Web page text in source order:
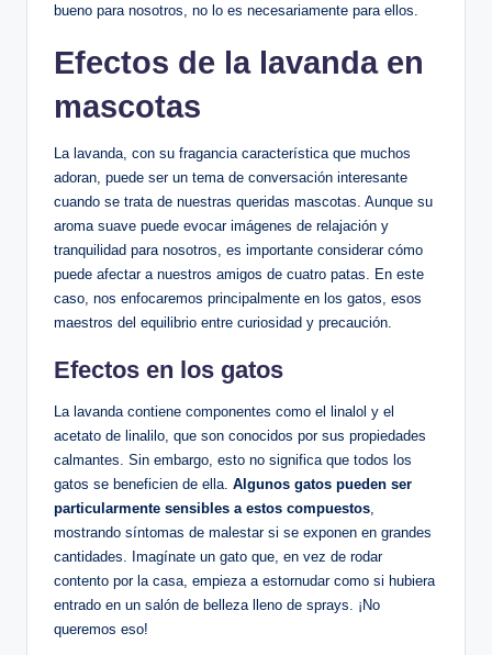
bueno para nosotros, no lo es necesariamente para ellos.
Efectos de la lavanda en
mascotas
La lavanda, con su fragancia característica que muchos
adoran, puede ser un tema de conversación interesante
cuando se trata de nuestras queridas mascotas. Aunque su
aroma suave puede evocar imágenes de relajación y
tranquilidad para nosotros, es importante considerar cómo
puede afectar a nuestros amigos de cuatro patas. En este
caso, nos enfocaremos principalmente en los gatos, esos
maestros del equilibrio entre curiosidad y precaución.
Efectos en los gatos
La lavanda contiene componentes como el linalol y el
acetato de linalilo, que son conocidos por sus propiedades
calmantes. Sin embargo, esto no significa que todos los
gatos se beneficien de ella. Algunos gatos pueden ser
particularmente sensibles a estos compuestos
mostrando síntomas de malestar si se exponen en grandes
cantidades. Imagínate un gato que, en vez de rodar
contento por la casa, empieza a estornudar como si hubiera
entrado en un salón de belleza lleno de sprays. ¡No
queremos eso!